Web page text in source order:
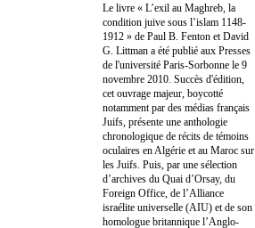
Le livre « L’exil au Maghreb, la
condition juive sous l’islam 1148-
1912 » de Paul B. Fenton et David
G. Littman a été publié aux Presses
de l'université Paris-Sorbonne le 9
novembre 2010. Succès d'édition,
cet ouvrage majeur, boycotté
notamment par des médias français
Juifs, présente une anthologie
chronologique de récits de témoins
oculaires en Algérie et au Maroc sur
les Juifs. Puis, par une sélection
d’archives du Quai d’Orsay, du
Foreign Office, de l’Alliance
israélite universelle (AIU) et de son
homologue britannique l’Anglo-